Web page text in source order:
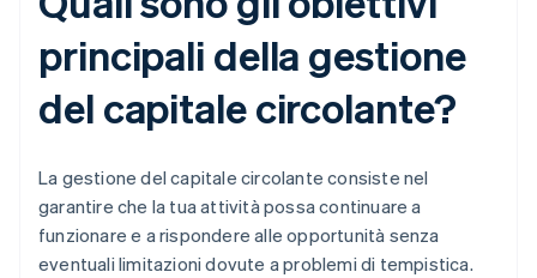
principali della gestione
del capitale circolante?
La gestione del capitale circolante consiste nel
garantire che la tua attività possa continuare a
funzionare e a rispondere alle opportunità senza
eventuali limitazioni dovute a problemi di tempistica.